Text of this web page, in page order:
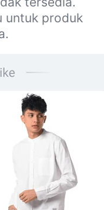
untuk produk